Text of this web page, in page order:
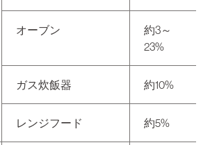
オーブン
約3～
23%
ガス炊飯器 約10%
レンジフード 約5%